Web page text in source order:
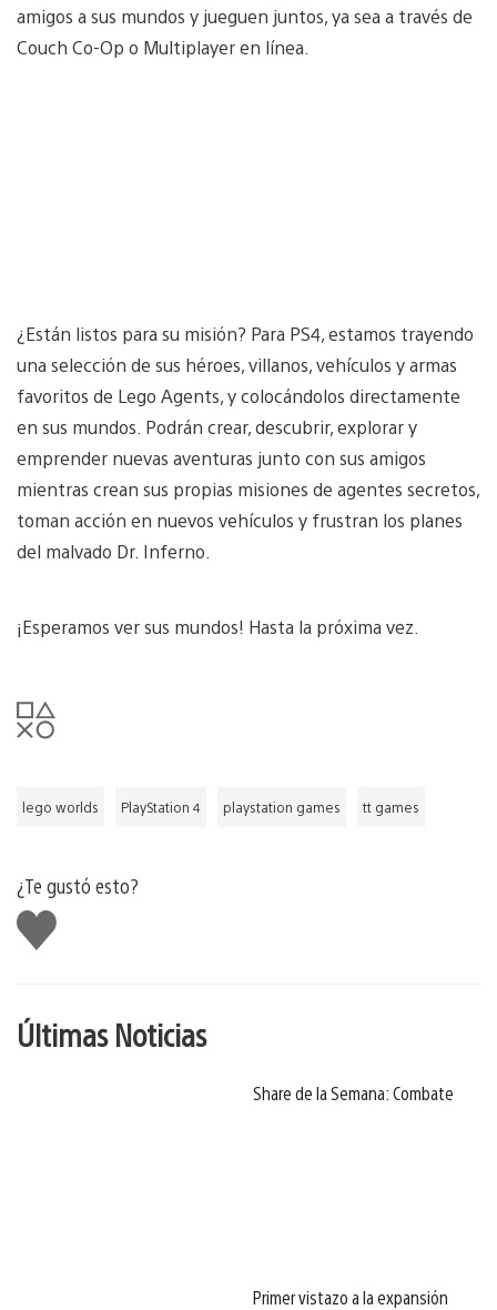
amigos a sus mundos y jueguen juntos, ya sea a través de
Couch Co-Op o Multiplayer en línea.
¿Están listos para su misión? Para PS4, estamos trayendo
una selección de sus héroes, villanos, vehículos y armas
favoritos de Lego Agents, y colocándolos directamente
en sus mundos. Podrán crear, descubrir, explorar y
emprender nuevas aventuras junto con sus amigos
mientras crean sus propias misiones de agentes secretos,
toman acción en nuevos vehículos y frustran los planes
del malvado Dr. Inferno.
¡Esperamos ver sus mundos! Hasta la próxima vez.
lego worlds PlayStation 4 playstation games tt games
¿Te gustó esto?
Me
gusta
Últimas Noticias
Share de la Semana: Combate
Primer vistazo a la expansión